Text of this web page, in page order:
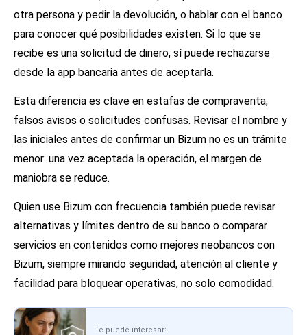
otra persona y pedir la devolución, o hablar con el banco
para conocer qué posibilidades existen. Si lo que se
recibe es una solicitud de dinero, sí puede rechazarse
desde la app bancaria antes de aceptarla.
Esta diferencia es clave en estafas de compraventa,
falsos avisos o solicitudes confusas. Revisar el nombre y
las iniciales antes de confirmar un Bizum no es un trámite
menor: una vez aceptada la operación, el margen de
maniobra se reduce.
Quien use Bizum con frecuencia también puede revisar
alternativas y límites dentro de su banco o comparar
servicios en contenidos como mejores neobancos con
Bizum, siempre mirando seguridad, atención al cliente y
facilidad para bloquear operativas, no solo comodidad.
Te puede interesar: